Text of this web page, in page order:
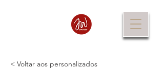
< Voltar aos personalizados